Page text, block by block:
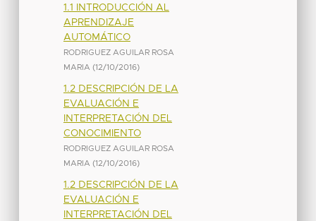
1.1 INTRODUCCIÓN AL
APRENDIZAJE
AUTOMÁTICO
RODRIGUEZ AGUILAR ROSA
MARIA (12/10/2016)
1.2 DESCRIPCIÓN DE LA
EVALUACIÓN E
INTERPRETACIÓN DEL
CONOCIMIENTO
RODRIGUEZ AGUILAR ROSA
MARIA (12/10/2016)
1.2 DESCRIPCIÓN DE LA
EVALUACIÓN E
INTERPRETACIÓN DEL